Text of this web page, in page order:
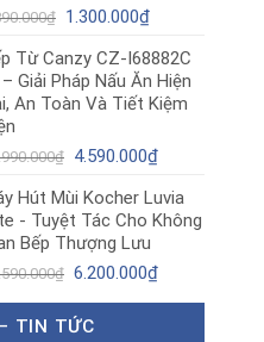
₫ Giá
là:
1.890.000₫.
1.300.000₫Giá
tại
là:
1.300.000₫.
Từ Canzy CZ-I68882C
Giải Pháp Nấu Ăn Hiện
An Toàn Và Tiết Kiệm
₫ Giá
là:
12.990.000₫.
4.590.000₫Giá
tại
là:
Hút Mùi Kocher Luvia
- Tuyệt Tác Cho Không
Bếp Thượng Lưu
₫ Giá
là:
6.200.000₫Giá
TIN TỨC